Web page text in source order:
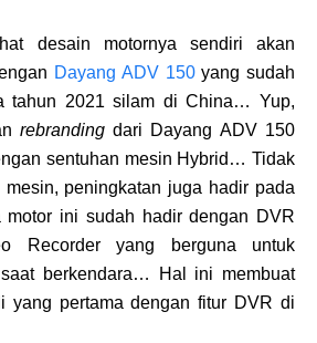
desain motornya sendiri akan
Dayang ADV 150yang sudah
tahun 2021 silam di China… Yup,
rebrandingdari Dayang ADV 150
sentuhan mesin Hybrid… Tidak
peningkatan juga hadir pada
motor ini sudah hadir dengan DVR
Recorder yang berguna untuk
berkendara… Hal ini membuat
yang pertama dengan fitur DVR di